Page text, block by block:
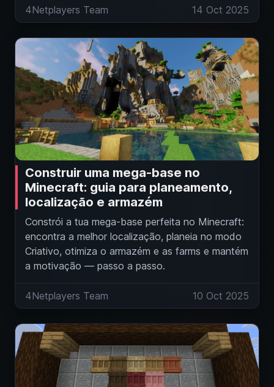
4Netplayers Team 14 Oct 2025
Construir uma mega-base no
Minecraft: guia para planeamento,
localização e armazém
Constrói a tua mega-base perfeita no Minecraft:
encontra a melhor localização, planeia no modo
Criativo, otimiza o armazém e as farms e mantém
a motivação — passo a passo.
4Netplayers Team 10 Oct 2025